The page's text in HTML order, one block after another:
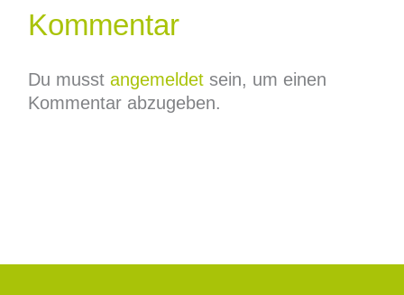
Kommentar
Du musst angemeldetsein, um einen
Kommentar abzugeben.